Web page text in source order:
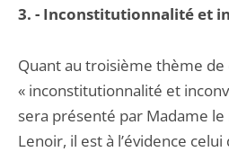
3. - Inconstitutionnalité et
Quant au troisième thème
« inconstitutionnalité et
sera présenté par Madame
Lenoir, il est à l’évidence